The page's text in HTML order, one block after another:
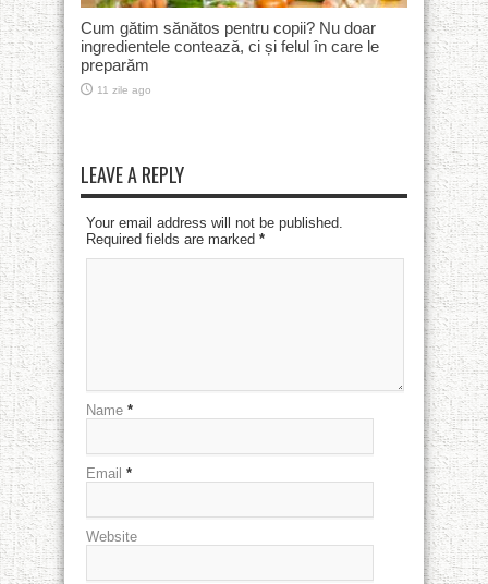
Cum gătim sănătos pentru copii? Nu doar
ingredientele contează, ci și felul în care le
preparăm
11 zile ago
LEAVE A REPLY
Your email address will not be published.
Required fields are marked *
Name *
Email *
Website